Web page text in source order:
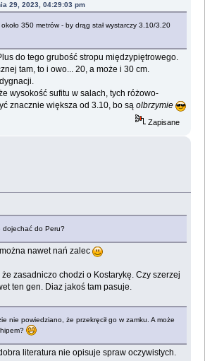
29, 2023, 04:29:03 pm
350 metrów - by drąg stał wystarczy 3.10/3.20
do tego grubość stropu międzypiętrowego.
tam, to i owo... 20, a może i 30 cm.
wysokość sufitu w salach, tych różowo-
znacznie większa od 3.10, bo sąolbrzymie
Zapisane
dojechać do Peru?
nawet nań zalec
że zasadniczo chodzi o Kostarykę. Czy szerzej
ten gen. Diaz jakoś tam pasuje.
nie powiedziano, że przekręcił go w zamku. A może
literatura nie opisuje spraw oczywistych.